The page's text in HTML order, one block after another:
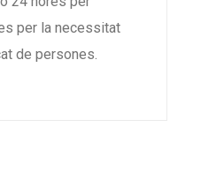
per la necessitat
de persones.